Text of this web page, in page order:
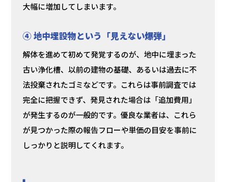
大幅に増加してしまいます。
④ 地中埋設物という「見えない爆弾」
解体を進めて初めて発覚するのが、地中に埋まった
古い浄化槽、以前の建物の基礎、あるいは過去に不
法投棄されたゴミなどです。これらは事前調査では
完全に把握できず、発見された場合は「追加費用」
が発生するのが一般的です。優良な業者は、これら
が見つかった際の報告フローや単価の目安を事前に
しっかりと説明してくれます。